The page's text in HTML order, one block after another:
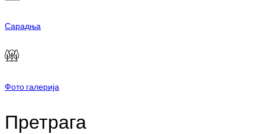
Сарадња
Фото галерија
Претрага